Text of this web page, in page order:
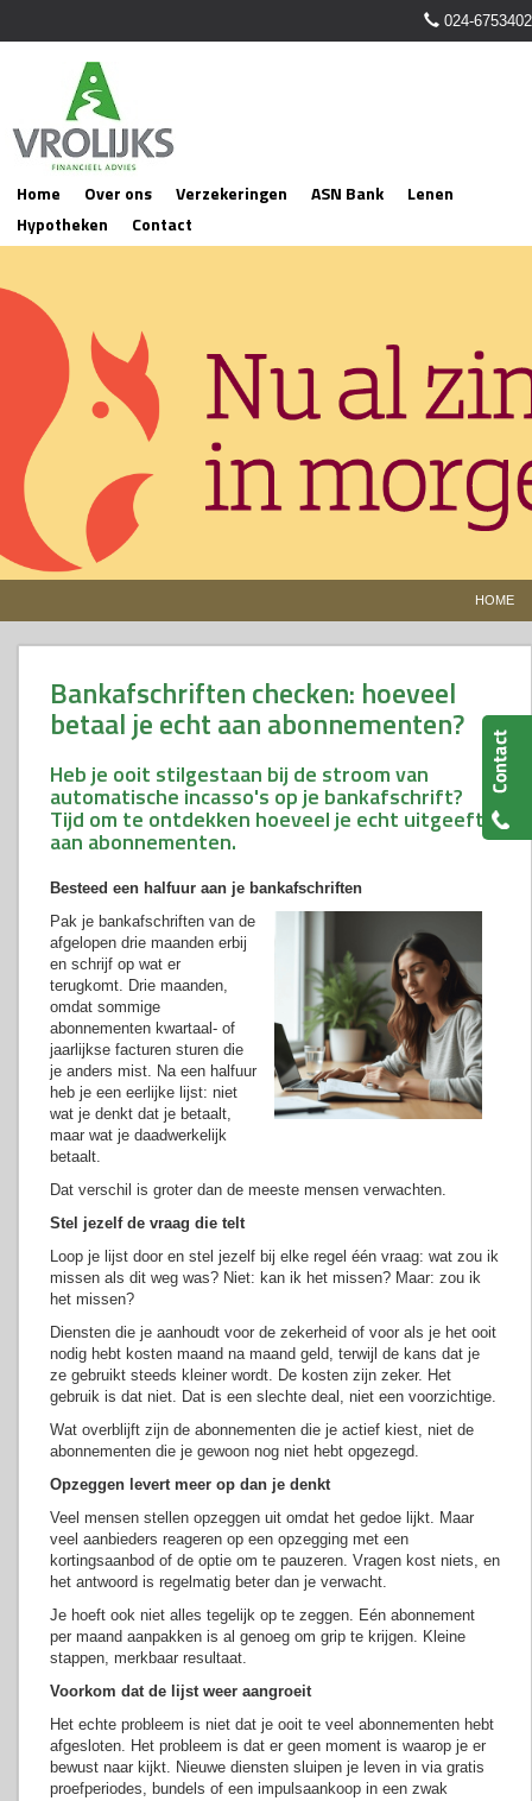
024-6753402
Home Over ons Verzekeringen ASN Bank
Lenen
Hypotheken
Contact
HOME
Bankafschriften checken: hoeveel
betaal je echt aan abonnementen?
Heb je ooit stilgestaan bij de stroom van
automatische incasso's op je bankafschrift?
Tijd om te ontdekken hoeveel je echt uitgeeft
aan abonnementen.
Besteed een halfuur aan je bankafschriften
Pak je bankafschriften van de
afgelopen drie maanden erbij
en schrijf op wat er
terugkomt. Drie maanden,
omdat sommige
abonnementen kwartaal- of
jaarlijkse facturen sturen die
je anders mist. Na een halfuur
heb je een eerlijke lijst: niet
wat je denkt dat je betaalt,
maar wat je daadwerkelijk
betaalt.
Dat verschil is groter dan de meeste mensen verwachten.
Stel jezelf de vraag die telt
Loop je lijst door en stel jezelf bij elke regel één vraag: wat zou ik
missen als dit weg was? Niet: kan ik het missen? Maar: zou ik
het missen?
Diensten die je aanhoudt voor de zekerheid of voor als je het ooit
nodig hebt kosten maand na maand geld, terwijl de kans dat je
ze gebruikt steeds kleiner wordt. De kosten zijn zeker. Het
gebruik is dat niet. Dat is een slechte deal, niet een voorzichtige.
Wat overblijft zijn de abonnementen die je actief kiest, niet de
abonnementen die je gewoon nog niet hebt opgezegd.
Opzeggen levert meer op dan je denkt
Veel mensen stellen opzeggen uit omdat het gedoe lijkt. Maar
veel aanbieders reageren op een opzegging met een
kortingsaanbod of de optie om te pauzeren. Vragen kost niets, en
het antwoord is regelmatig beter dan je verwacht.
Je hoeft ook niet alles tegelijk op te zeggen. Eén abonnement
per maand aanpakken is al genoeg om grip te krijgen. Kleine
stappen, merkbaar resultaat.
Voorkom dat de lijst weer aangroeit
Het echte probleem is niet dat je ooit te veel abonnementen hebt
afgesloten. Het probleem is dat er geen moment is waarop je er
bewust naar kijkt. Nieuwe diensten sluipen je leven in via gratis
proefperiodes, bundels of een impulsaankoop in een zwak